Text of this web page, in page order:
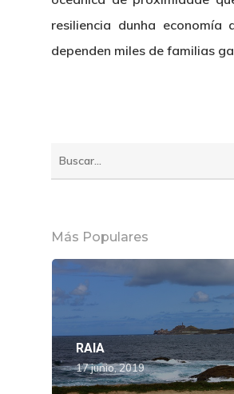
resiliencia dunha economía
dependen miles de familias
Más Populares
RAIA
17 junio, 2019